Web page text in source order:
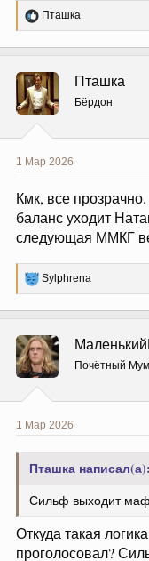
Р
е
ц
и
и
:
Пташка
Пташка
Бёрдон
1 Мар 2026
Кмк, все
баланс уходит
следующая ММКГ
Р
е
ц
и
и
:
Sylphrena
Почётный
1 Мар 2026
Пташка написал(а):
Сильф выходит
Откуда такая
проголосовал?